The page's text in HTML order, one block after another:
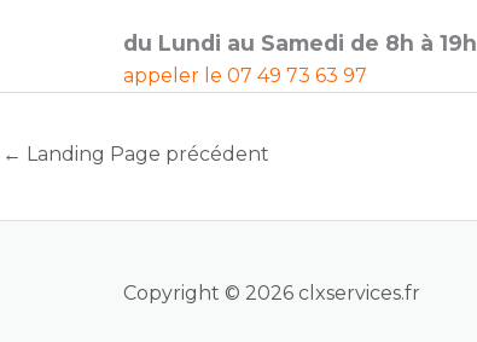
du Lundi au Samedi de 8h à 19h
appeler le 07 49 73 63 97
← Landing Page précédent
Copyright © 2026 clxservices.fr